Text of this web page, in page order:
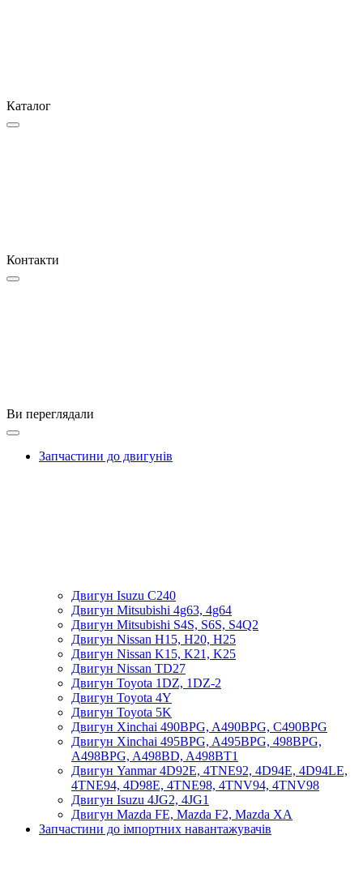
Каталог
Контакти
Ви переглядали
Запчастини до двигунів
Двигун Isuzu C240
Двигун Mitsubishi 4g63, 4g64
Двигун Mitsubishi S4S, S6S, S4Q2
Двигун Nissan H15, H20, H25
Двигун Nissan K15, K21, K25
Двигун Nissan TD27
Двигун Toyota 1DZ, 1DZ-2
Двигун Toyota 4Y
Двигун Toyota 5K
Двигун Xinchai 490BPG, A490BPG, C490BPG
Двигун Xinchai 495BPG, A495BPG, 498BPG,
A498BPG, A498BD, A498BT1
Двигун Yanmar 4D92E, 4TNE92, 4D94E, 4D94LE,
4TNE94, 4D98E, 4TNE98, 4TNV94, 4TNV98
Двигун Isuzu 4JG2, 4JG1
Двигун Mazda FE, Mazda F2, Mazda XA
Запчастини до імпортних навантажувачів